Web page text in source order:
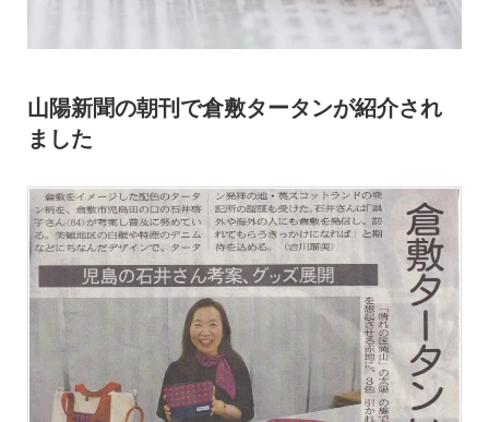
山陽新聞の朝刊で倉敷タータンが紹介され
ました